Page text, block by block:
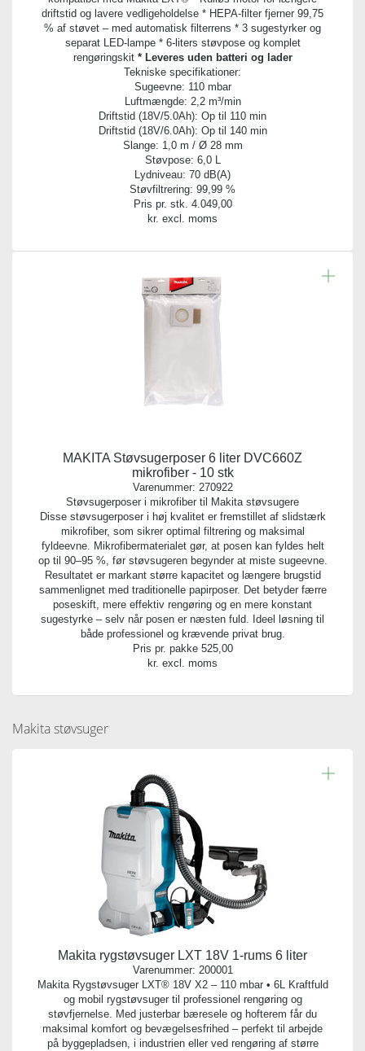
driftstid og lavere vedligeholdelse * HEPA-filter fjerner 99,75
% af støvet – med automatisk filterrens * 3 sugestyrker og
separat LED-lampe * 6-liters støvpose og komplet
rengøringskit * Leveres uden batteri og lader
Tekniske specifikationer:
Sugeevne: 110 mbar
Luftmængde: 2,2 m³/min
Driftstid (18V/5.0Ah): Op til 110 min
Driftstid (18V/6.0Ah): Op til 140 min
Slange: 1,0 m / Ø 28 mm
Støvpose: 6,0 L
Lydniveau: 70 dB(A)
Støvfiltrering: 99,99 %
Pris pr. stk. 4.049,00
kr. excl. moms
MAKITA Støvsugerposer 6 liter DVC660Z
mikrofiber - 10 stk
Varenummer: 270922
Støvsugerposer i mikrofiber til Makita støvsugere
Disse støvsugerposer i høj kvalitet er fremstillet af slidstærk
mikrofiber, som sikrer optimal filtrering og maksimal
fyldeevne. Mikrofibermaterialet gør, at posen kan fyldes helt
op til 90–95 %, før støvsugeren begynder at miste sugeevne.
Resultatet er markant større kapacitet og længere brugstid
sammenlignet med traditionelle papirposer. Det betyder færre
poseskift, mere effektiv rengøring og en mere konstant
sugestyrke – selv når posen er næsten fuld. Ideel løsning til
både professionel og krævende privat brug.
Pris pr. pakke 525,00
kr. excl. moms
Makita støvsuger
Makita rygstøvsuger LXT 18V 1-rums 6 liter
Varenummer: 200001
Makita Rygstøvsuger LXT® 18V X2 – 110 mbar • 6L Kraftfuld
og mobil rygstøvsuger til professionel rengøring og
støvfjernelse. Med justerbar bæresele og hofterem får du
maksimal komfort og bevægelsesfrihed – perfekt til arbejde
på byggepladsen, i industrien eller ved rengøring af større